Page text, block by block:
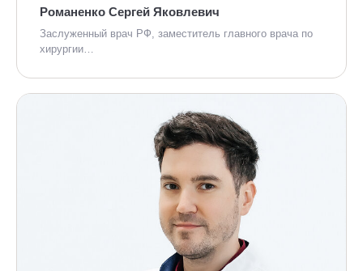
Романенко Сергей Яковлевич
Заслуженный врач РФ, заместитель главного врача по
хирургии…